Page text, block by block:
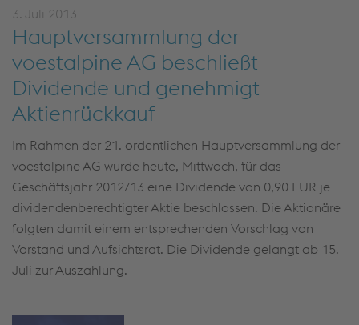
3. Juli 2013
Hauptversammlung der
voestalpine AG beschließt
Dividende und genehmigt
Aktienrückkauf
Im Rahmen der 21. ordentlichen Hauptversammlung der
voestalpine AG wurde heute, Mittwoch, für das
Geschäftsjahr 2012/13 eine Dividende von 0,90 EUR je
dividendenberechtigter Aktie beschlossen. Die Aktionäre
folgten damit einem entsprechenden Vorschlag von
Vorstand und Aufsichtsrat. Die Dividende gelangt ab 15.
Juli zur Auszahlung.